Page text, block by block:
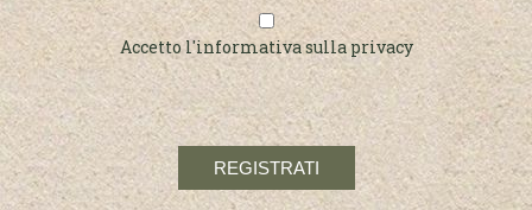
Accetto l'informativa sulla privacy